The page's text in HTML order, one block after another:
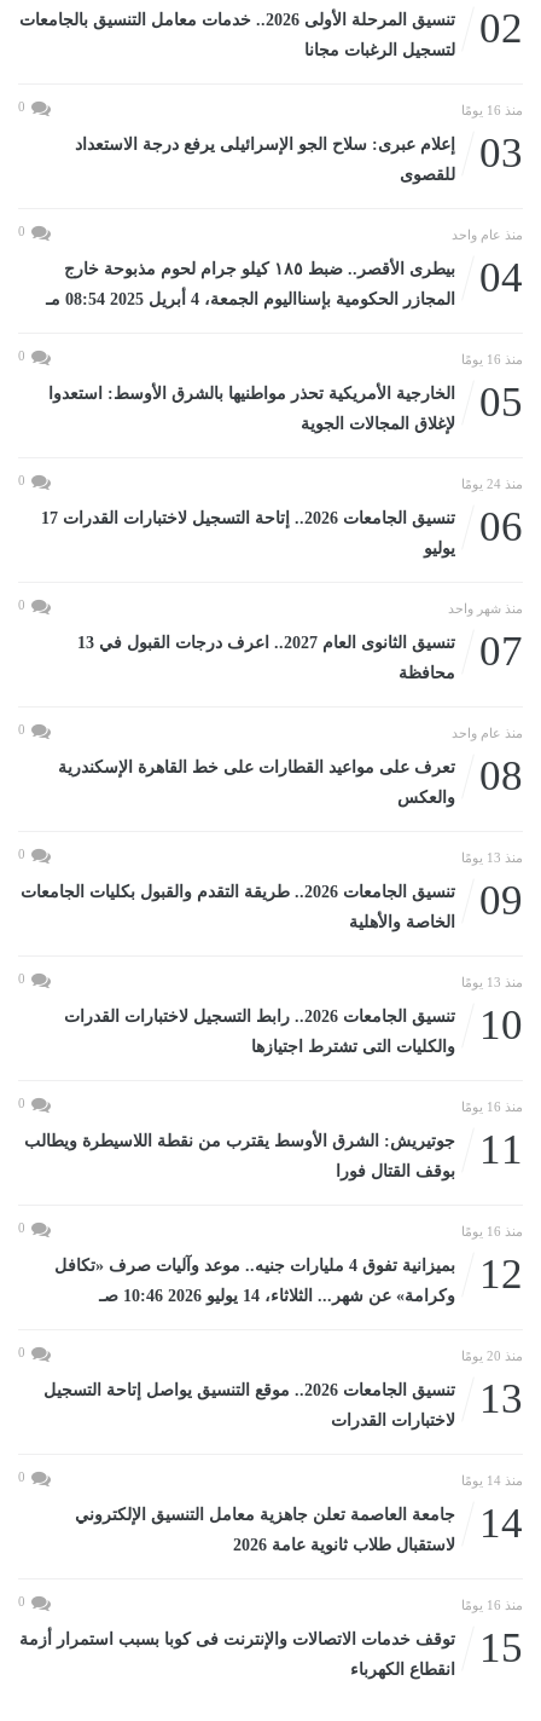
02
تنسيق المرحلة الأولى 2026.. خدمات معامل التنسيق بالجامعات
لتسجيل الرغبات مجانا
منذ 16 يومًا 0
03
إعلام عبرى: سلاح الجو الإسرائيلى يرفع درجة الاستعداد
للقصوى
منذ عام واحد 0
04
بيطرى الأقصر.. ضبط ١٨٥ كيلو جرام لحوم مذبوحة خارج
المجازر الحكومية بإسنااليوم الجمعة، 4 أبريل 2025 08:54 مـ
منذ 16 يومًا 0
05
الخارجية الأمريكية تحذر مواطنيها بالشرق الأوسط: استعدوا
لإغلاق المجالات الجوية
منذ 24 يومًا 0
06
تنسيق الجامعات 2026.. إتاحة التسجيل لاختبارات القدرات 17
يوليو
منذ شهر واحد 0
07
تنسيق الثانوى العام 2027.. اعرف درجات القبول في 13
محافظة
منذ عام واحد 0
08
تعرف على مواعيد القطارات على خط القاهرة الإسكندرية
والعكس
منذ 13 يومًا 0
09
تنسيق الجامعات 2026.. طريقة التقدم والقبول بكليات الجامعات
الخاصة والأهلية
منذ 13 يومًا 0
10
تنسيق الجامعات 2026.. رابط التسجيل لاختبارات القدرات
والكليات التى تشترط اجتيازها
منذ 16 يومًا 0
11
جوتيريش: الشرق الأوسط يقترب من نقطة اللاسيطرة ويطالب
بوقف القتال فورا
منذ 16 يومًا 0
12
بميزانية تفوق 4 مليارات جنيه.. موعد وآليات صرف «تكافل
وكرامة» عن شهر... الثلاثاء، 14 يوليو 2026 10:46 صـ
منذ 20 يومًا 0
13
تنسيق الجامعات 2026.. موقع التنسيق يواصل إتاحة التسجيل
لاختبارات القدرات
منذ 14 يومًا 0
14
جامعة العاصمة تعلن جاهزية معامل التنسيق الإلكتروني
لاستقبال طلاب ثانوية عامة 2026
منذ 16 يومًا 0
15
توقف خدمات الاتصالات والإنترنت فى كوبا بسبب استمرار أزمة
انقطاع الكهرباء